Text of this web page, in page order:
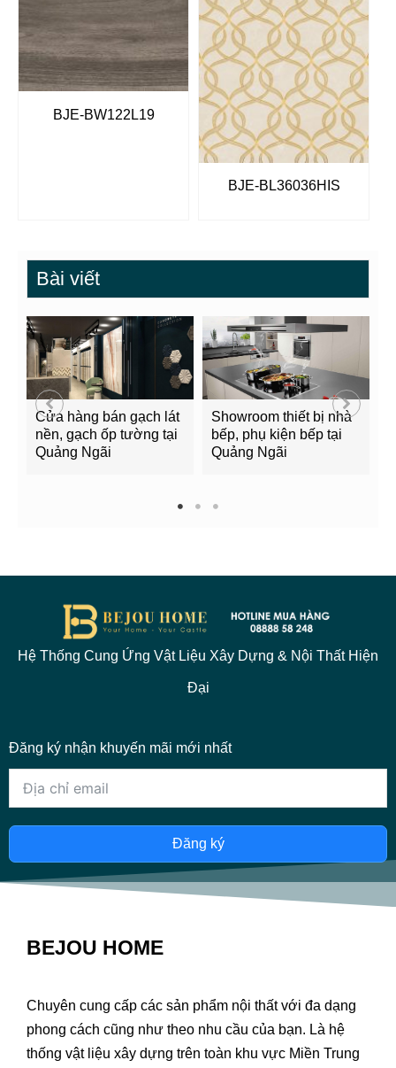
BJE-BW122L19
BJE-BL36036HIS
Bài viết
Cửa hàng bán gạch lát
nền, gạch ốp tường tại
Quảng Ngãi
Showroom thiết bị nhà
bếp, phụ kiện bếp tại
Quảng Ngãi
1 2 3
Hệ Thống Cung Ứng Vật Liệu Xây Dựng & Nội Thất Hiện
Đại
Đăng ký nhận khuyến mãi mới nhất
Đăng ký
BEJOU HOME
Chuyên cung cấp các sản phẩm nội thất với đa dạng
phong cách cũng như theo nhu cầu của bạn. Là hệ
thống vật liệu xây dựng trên toàn khu vực Miền Trung